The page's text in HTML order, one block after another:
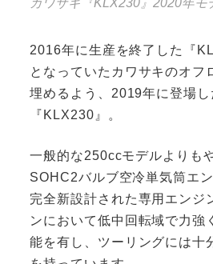
2016年に生産を終了した『
となっていたカワサキのオフ
埋めるよう、2019年に登場し
『KLX230』。
一般的な250ccモデルよりも
SOHC2バルブ空冷単気筒エン
完全新設計された専用エンジ
ンにおいて低中回転域で力強
能を有し、ツーリングには十